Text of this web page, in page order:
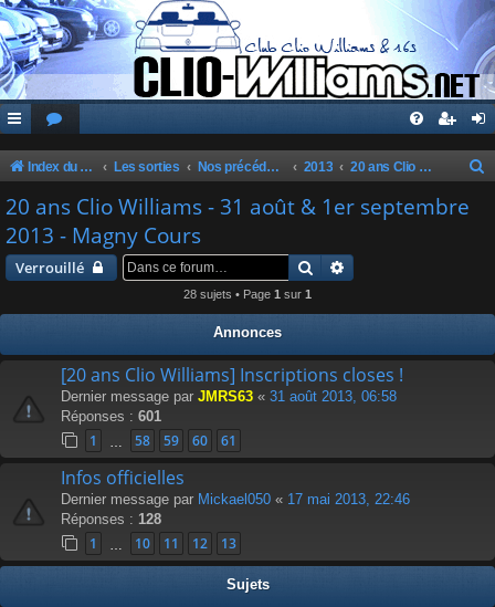
Index du forum Les sorties Nos précédentes sorties 2013 20 ans Clio Williams - 31 août & 1er septembre 2013 - Magny Cours
20 ans Clio Williams - 31 août & 1er septembre
2013 - Magny Cours
Verrouillé Rechercher
28 sujets • Page 1 sur 1
Annonces
[20 ans Clio Williams] Inscriptions closes !
Dernier message par JMRS63 « 31 août 2013, 06:58
Réponses : 601
1 58 59 60 61
Infos officielles
Dernier message par Mickael050 « 17 mai 2013, 22:46
Réponses : 128
1 10 11 12 13
Sujets